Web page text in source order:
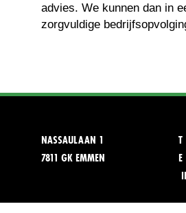
advies. We kunnen dan in
zorgvuldige
NASSAULAAN 1
7811 GK EMMEN
E